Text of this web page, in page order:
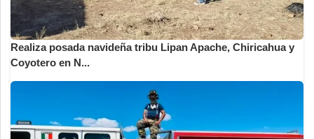
Realiza posada navideña tribu Lipan Apache, Chiricahua y
Coyotero en N...